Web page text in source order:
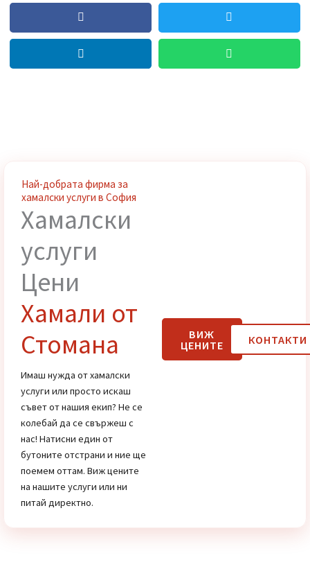
🔸 Самостоятелното извозване е тежко, скъпо и неудобно.
🔸 Единственото сигурно и удобно решение еХамали от
Стомана– защото ние поемаме цялата работа и гарантираме,
уредите ви ще бъдат изхвърлени бързо, законно и без риск от
Най-добрата фирма за
хамалски услуги в София
Хамалски
услуги
Цени
Хамали от
Стомана